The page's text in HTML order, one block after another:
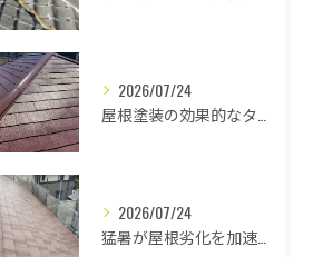
2026/07/24
2026/07/24